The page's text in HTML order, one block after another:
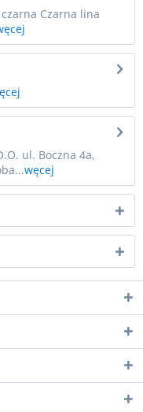
Czarna lina
ul. Boczna 4a,
węcej